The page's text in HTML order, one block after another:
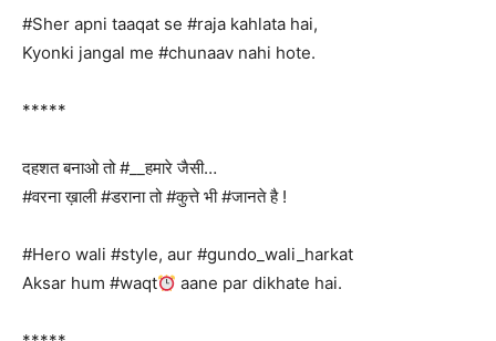
#Sher apni taaqat se #raja kahlata hai,
Kyonki jangal me #chunaav nahi hote.
*****
दहशत बनाओ तो #__हमारे जैसी…
#वरना ख़ाली #डराना तो #कुत्ते भी #जानते है !
#Hero wali #style, aur #gundo_wali_harkat
Aksar hum #waqt
aane par dikhate hai.